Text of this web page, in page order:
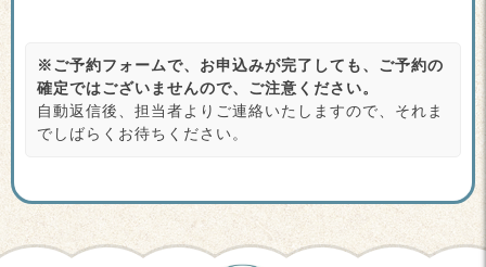
※ご予約フォームで、お申込みが完了しても、ご予約の
確定ではございませんので、ご注意ください。
自動返信後、担当者よりご連絡いたしますので、それま
でしばらくお待ちください。